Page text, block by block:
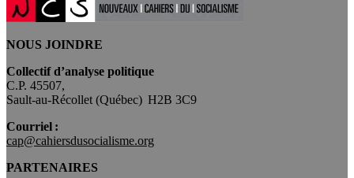
NOUS JOINDRE
Collectif d’analyse politique
C.P. 45507,
Sault-au-Récollet (Québec) H2B 3C9
Courriel :
cap@cahiersdusocialisme.org
PARTENAIRES